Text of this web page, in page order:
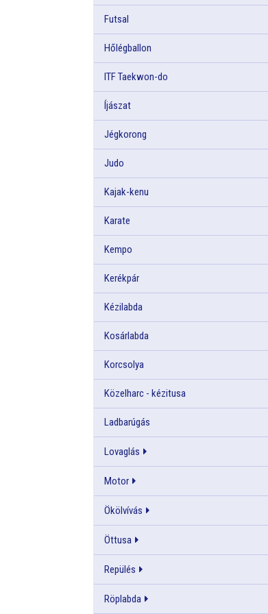
Futsal
Hőlégballon
ITF Taekwon-do
Íjászat
Jégkorong
Judo
Kajak-kenu
Karate
Kempo
Kerékpár
Kézilabda
Kosárlabda
Korcsolya
Közelharc - kézitusa
Ladbarúgás
Lovaglás
Motor
Ökölvívás
Öttusa
Repülés
Röplabda